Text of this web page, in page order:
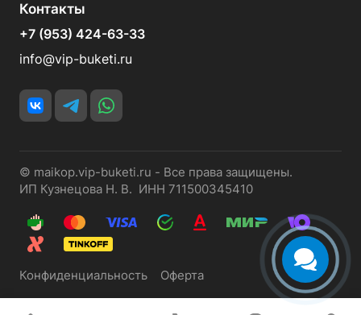
Контакты
+7 (953) 424-63-33
info@vip-buketi.ru
© maikop.vip-buketi.ru - Все права защищены.
ИП Кузнецова Н. В. ИНН 711500345410
Конфиденциальность Оферта